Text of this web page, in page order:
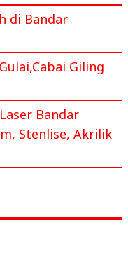
di Bandar
Giling
Bandar
Stenlise, Akrilik